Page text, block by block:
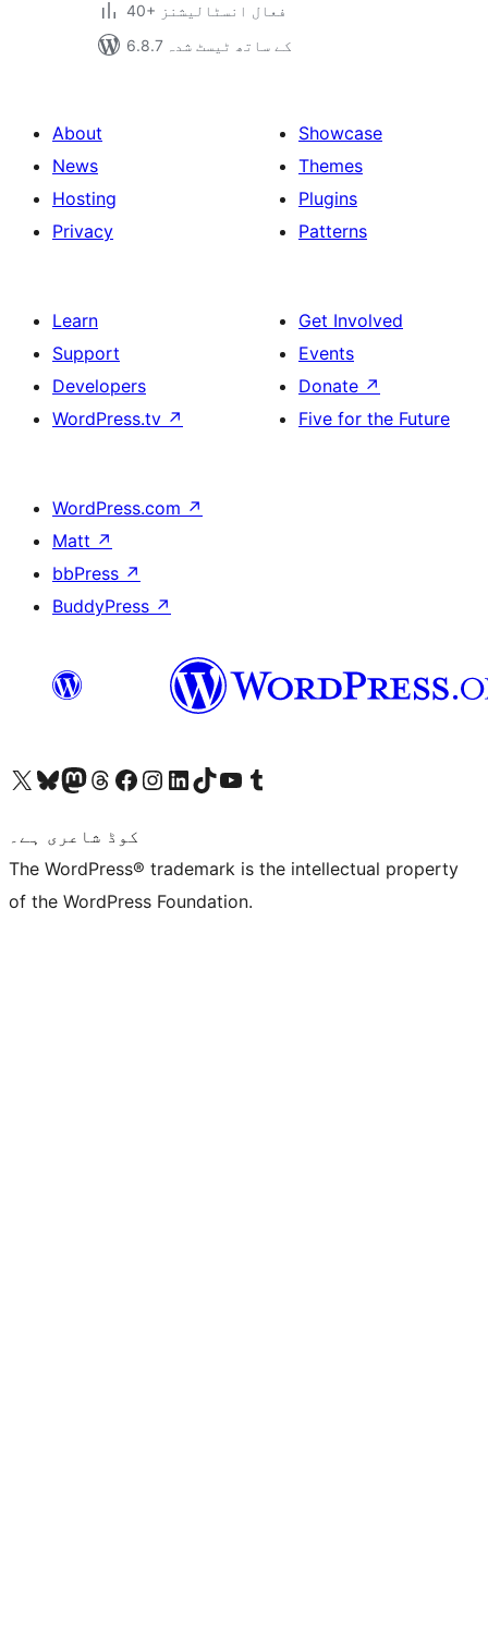
40+ فعال انسٹالیشنز
6.8.7 کے ساتھ ٹیسٹ شدہ
About
News
Hosting
Privacy
Showcase
Themes
Plugins
Patterns
Learn
Support
Developers
WordPress.tv ↗
Get Involved
Events
Donate ↗
Five for the Future
WordPress.com ↗
Matt ↗
bbPress ↗
BuddyPress ↗
Visit our X (formerly Twitter) account
ہمارے بلیواسکائی اکاؤنٹ پر جائیں
Visit our Mastodon account
ہمارے ٹھریڈز اکاؤنٹ پر جائیں
Visit our Facebook page
Visit our Instagram account
Visit our LinkedIn account
ہمارے ٹک ٹاک اکاؤنٹ پر جائیں
Visit our YouTube channel
ہمارے ٹمبلر اکاؤنٹ پر جائیں
کوڈ شاعری ہے۔
The WordPress® trademark is the intellectual property
of the WordPress Foundation.